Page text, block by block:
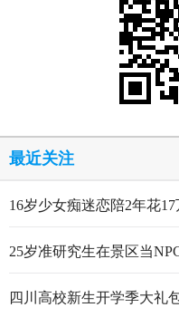
最近关注
16岁少女痴迷恋陪2年花17
25岁准研究生在景区当
四川高校新生开学季大礼